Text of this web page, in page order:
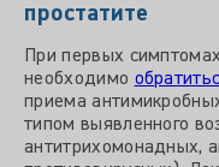
простатите
При первых
необходимо
приема
типом выявленного
антитрихомонадных,